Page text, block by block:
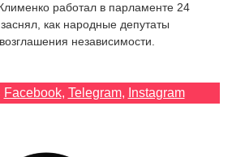
работал в парламенте 24
как народные депутаты
независимости.
Facebook, Telegram, Instagram